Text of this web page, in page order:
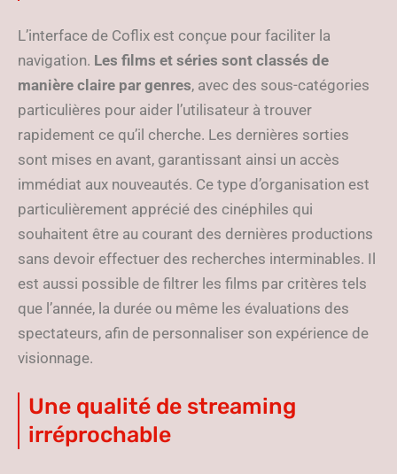
L’interface de Coflix est conçue pour faciliter la
navigation. Les films et séries sont classés de
manière claire par genres, avec des sous-catégories
particulières pour aider l’utilisateur à trouver
rapidement ce qu’il cherche. Les dernières sorties
sont mises en avant, garantissant ainsi un accès
immédiat aux nouveautés. Ce type d’organisation est
particulièrement apprécié des cinéphiles qui
souhaitent être au courant des dernières productions
sans devoir effectuer des recherches interminables. Il
est aussi possible de filtrer les films par critères tels
que l’année, la durée ou même les évaluations des
spectateurs, afin de personnaliser son expérience de
visionnage.
Une qualité de streaming
irréprochable